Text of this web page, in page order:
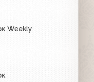
Weekly